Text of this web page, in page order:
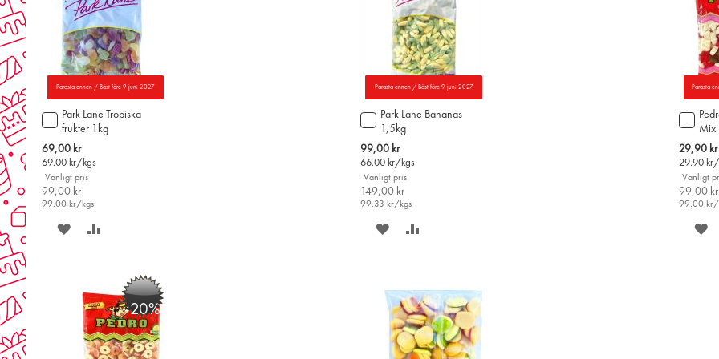
Parasta ennen / Bäst före 9 juni 2027
Park Lane Tropiska
frukter 1kg
Special
Price
69,00 kr
69.00 kr/kgs
Vanligt pris
99,00 kr
99.00 kr/kgs
Lägg
till
i
varukorgen
SPARA
ÖNSKELISTAN
JÄMFÖR
Parasta ennen / Bäst före 9 juni 2027
Park Lane Bananas
1,5kg
Special
Price
99,00 kr
66.00 kr/kgs
Vanligt pris
149,00 kr
99.33 kr/kgs
Lägg
till
i
varukorgen
SPARA
Parasta
Mix
Special
Price
29,90 kr
29.90
Vanligt
99,00 kr
99.00 kr/
Lägg
till
i
-20%